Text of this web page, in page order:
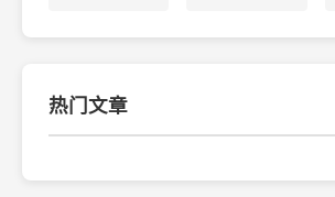
热门文章